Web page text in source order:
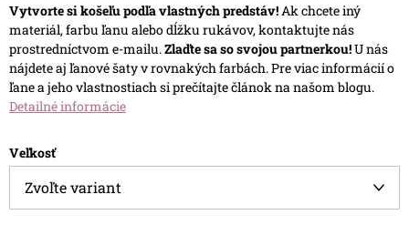
Vytvorte si košeľu podľa vlastných predstáv! Ak chcete iný
materiál, farbu ľanu alebo dĺžku rukávov, kontaktujte nás
prostredníctvom e-mailu.Zlaďte sa so svojou partnerkou!U nás
nájdete aj ľanové šaty v rovnakých farbách.Pre viac informácií o
ľane a jeho vlastnostiach si prečítajte článok na našom blogu.
Detailné informácie
Veľkosť